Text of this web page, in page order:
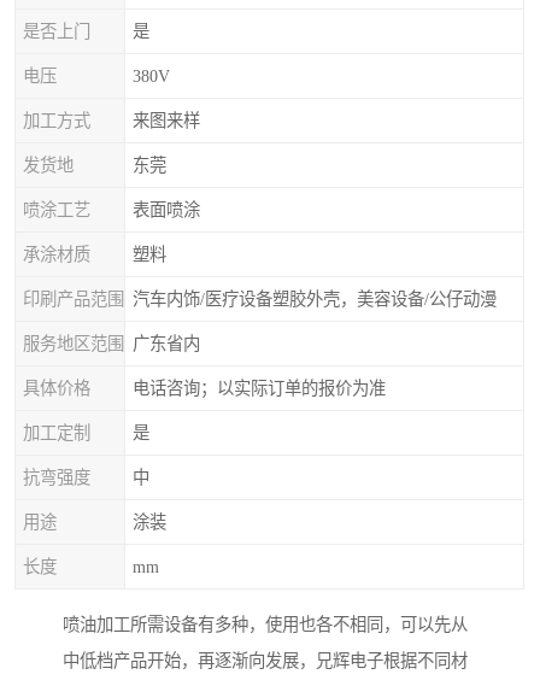
是否上门 是
电压 380V
加工方式 来图来样
发货地 东莞
喷涂工艺 表面喷涂
承涂材质 塑料
印刷产品范围 汽车内饰/医疗设备塑胶外壳，美容设备/公仔动漫
服务地区范围 广东省内
具体价格 电话咨询；以实际订单的报价为准
加工定制 是
抗弯强度 中
用途 涂装
长度 mm
喷油加工所需设备有多种，使用也各不相同，可以先从
中低档产品开始，再逐渐向发展，兄辉电子根据不同材